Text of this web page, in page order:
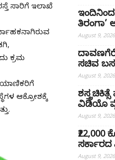
ಸಾರಿಗೆ ಇಲಾಖೆ
ಕ್ರಮ
ಆಕ್ರೋಶಕ್ಕೆ
August 9, 2026
ಸಚಿವ
August 9, 2026
ವಿಡಿಯೊ
August 9, 2026
ಸರ್ಕಾರದ
August 9, 2026